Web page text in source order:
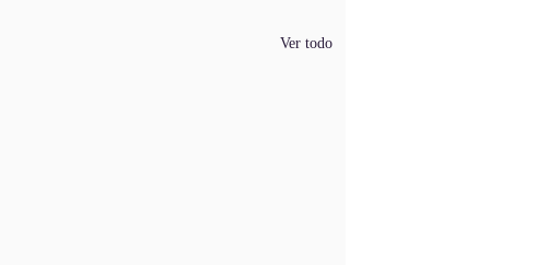
Ver todo